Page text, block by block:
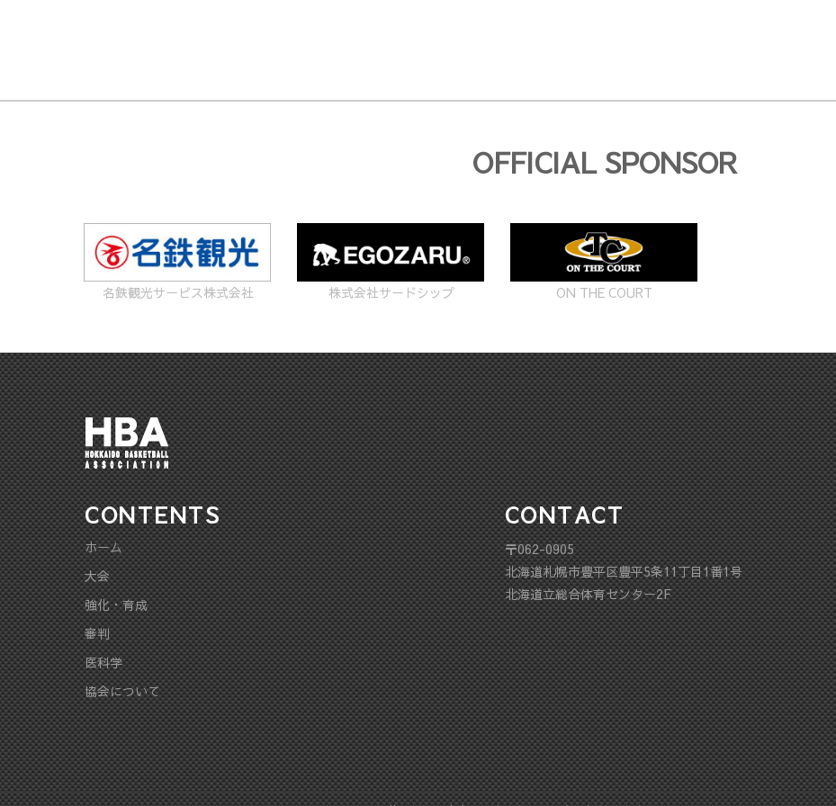
OFFICIAL SPONSOR
名鉄観光サービス株式会社 株式会社サードシップ ON THE COURT
CONTENTS
ホーム
大会
強化・育成
審判
医科学
協会について
CONTACT
〒062-0905
北海道札幌市豊平区豊平5条11丁目1番1号
北海道立総合体育センター2F